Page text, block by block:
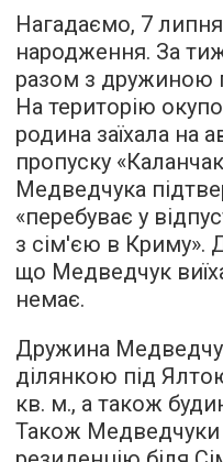
Нагадаємо, 7
народження. За
разом з дружиною
На територію
родина заїхала на
пропуску
Медведчука
«перебуває у
з сім'єю в Криму».
що Медведчук
немає.
Дружина
ділянкою під
кв. м., а також
Також